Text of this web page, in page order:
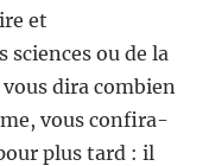
et
ou de la
dira combien
vous confira-
plus tard : il